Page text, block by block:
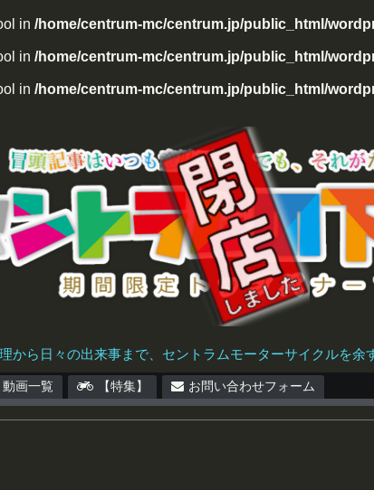
in /home/centrum-mc/centrum.jp/public_html/
in /home/centrum-mc/centrum.jp/public_html/
in /home/centrum-mc/centrum.jp/public_html/
から日々の出来事まで、セントラムモーターサイクルを余
動画一覧 【特集】 お問い合わせフォーム